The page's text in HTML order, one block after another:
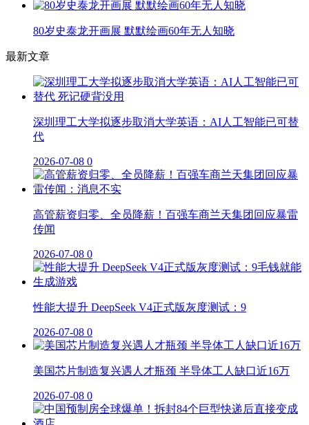
80岁史泰龙开画展 默默绘画60年无人知晓
最新文章
深圳理工大学拟逐步取消大学英语：AI人工智能已可替
代
2026-07-08 0
高管薪资归零、全员降薪！百强车商兰天集团回应暴雷
传闻
2026-07-08 0
性能大提升 DeepSeek V4正式版灰度测试：9
2026-07-08 0
美国芯片制造复兴遇人才瓶颈 半导体工人缺口近16万
2026-07-08 0